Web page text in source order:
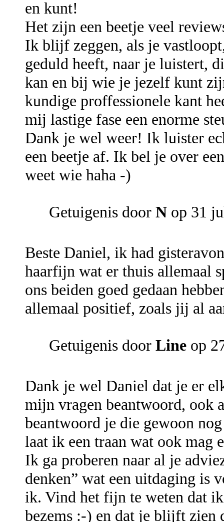
en kunt!
Het zijn een beetje veel
Ik blijf zeggen, als je
geduld heeft, naar je luistert,
kan en bij wie je jezelf kunt
kundige proffessionele kant
mij lastige fase een enorme
Dank je wel weer! Ik luister
een beetje af. Ik bel je over
weet wie haha -)
Getuigenis door N op 31
Beste Daniel, ik had
haarfijn wat er thuis allemaal
ons beiden goed gedaan
allemaal positief, zoals jij al
Getuigenis door Line op
Dank je wel Daniel dat je er
mijn vragen beantwoord, ook
beantwoord je die gewoon
laat ik een traan wat ook mag
Ik ga proberen naar al je
denken” wat een uitdaging is
ik. Vind het fijn te weten dat
bezems :-) en dat je blijft zien